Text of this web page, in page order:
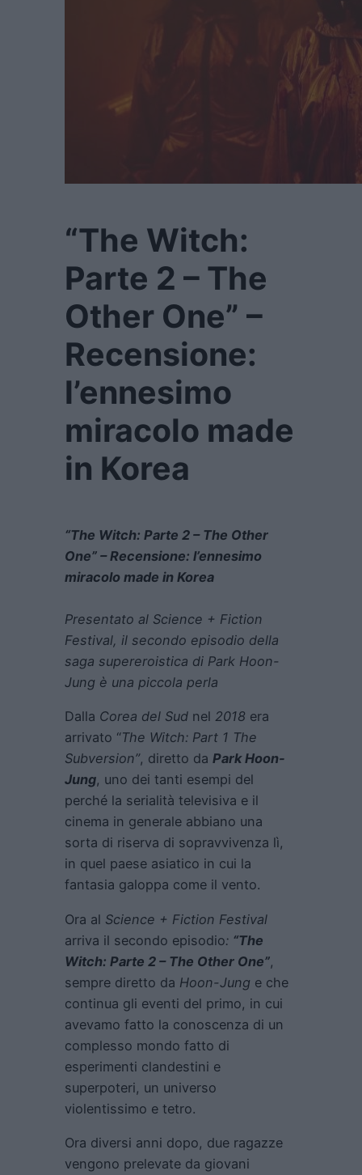
“The Witch:
Parte 2 – The
Other One” –
Recensione:
l’ennesimo
miracolo made
in Korea
“The Witch: Parte 2 – The Other
One” – Recensione: l’ennesimo
miracolo made in Korea
Presentato al Science + Fiction
Festival, il secondo episodio della
saga supereroistica di Park Hoon-
Jung è una piccola perla
Dalla Corea del Sud nel 2018 era
arrivato “The Witch: Part 1 The
Subversion”, diretto da Park Hoon-
Jung, uno dei tanti esempi del
perché la serialità televisiva e il
cinema in generale abbiano una
sorta di riserva di sopravvivenza lì,
in quel paese asiatico in cui la
fantasia galoppa come il vento.
Ora al Science + Fiction Festival
arriva il secondo episodio: “The
Witch: Parte 2 – The Other One”,
sempre diretto da Hoon-Jung e che
continua gli eventi del primo, in cui
avevamo fatto la conoscenza di un
complesso mondo fatto di
esperimenti clandestini e
superpoteri, un universo
violentissimo e tetro.
Ora diversi anni dopo, due ragazze
vengono prelevate da giovani